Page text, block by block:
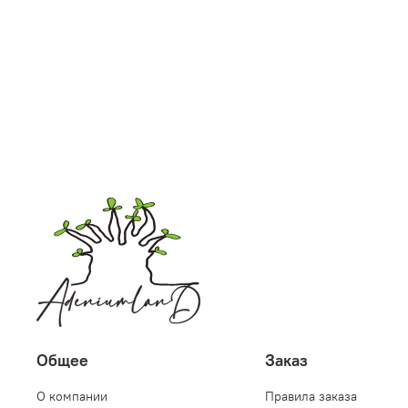
Общее
О компании
Заказ
Правила заказа